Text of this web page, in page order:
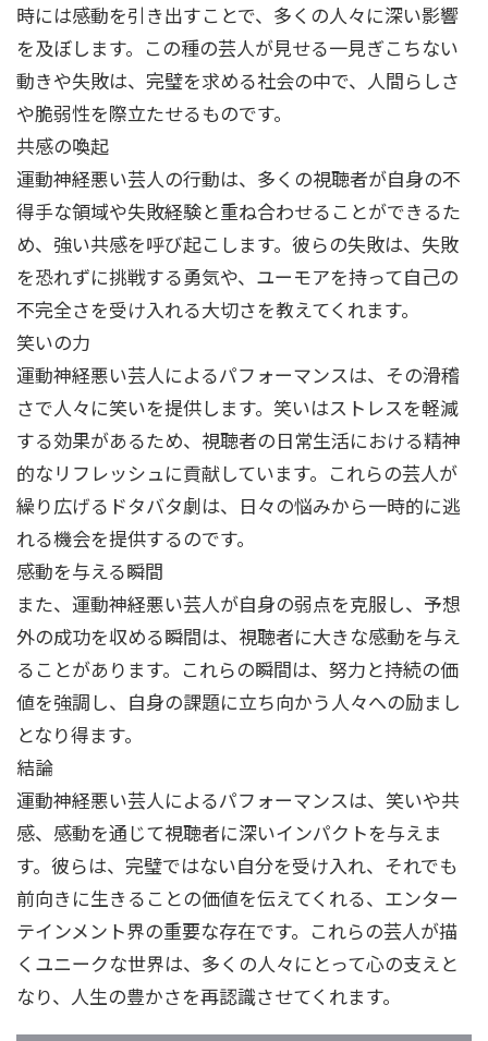
時には感動を引き出すことで、多くの人々に深い影響
を及ぼします。この種の芸人が見せる一見ぎこちない
動きや失敗は、完璧を求める社会の中で、人間らしさ
や脆弱性を際立たせるものです。
共感の喚起
運動神経悪い芸人の行動は、多くの視聴者が自身の不
得手な領域や失敗経験と重ね合わせることができるた
め、強い共感を呼び起こします。彼らの失敗は、失敗
を恐れずに挑戦する勇気や、ユーモアを持って自己の
不完全さを受け入れる大切さを教えてくれます。
笑いの力
運動神経悪い芸人によるパフォーマンスは、その滑稽
さで人々に笑いを提供します。笑いはストレスを軽減
する効果があるため、視聴者の日常生活における精神
的なリフレッシュに貢献しています。これらの芸人が
繰り広げるドタバタ劇は、日々の悩みから一時的に逃
れる機会を提供するのです。
感動を与える瞬間
また、運動神経悪い芸人が自身の弱点を克服し、予想
外の成功を収める瞬間は、視聴者に大きな感動を与え
ることがあります。これらの瞬間は、努力と持続の価
値を強調し、自身の課題に立ち向かう人々への励まし
となり得ます。
結論
運動神経悪い芸人によるパフォーマンスは、笑いや共
感、感動を通じて視聴者に深いインパクトを与えま
す。彼らは、完璧ではない自分を受け入れ、それでも
前向きに生きることの価値を伝えてくれる、エンター
テインメント界の重要な存在です。これらの芸人が描
くユニークな世界は、多くの人々にとって心の支えと
なり、人生の豊かさを再認識させてくれます。